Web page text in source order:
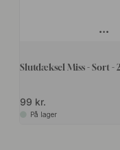
Slutdæksel Miss - Sort -
99 kr.
På lager